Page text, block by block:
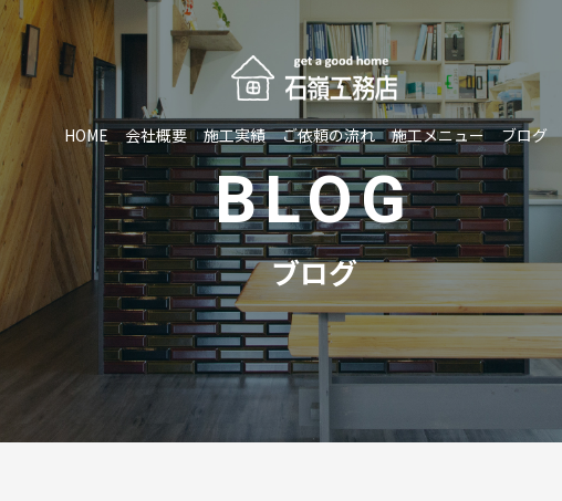
HOME 会社概要 施工実績 ご依頼の流れ 施工メニュー ブログ
BLOG
ブログ